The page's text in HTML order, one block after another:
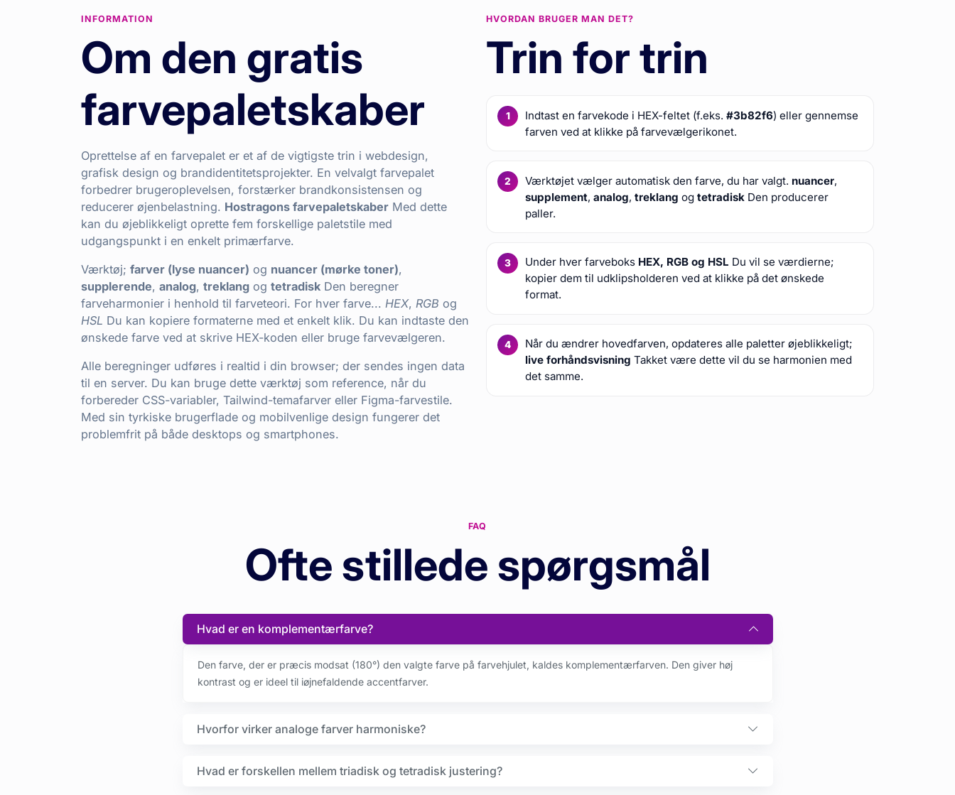
INFORMATION
Om den gratis
farvepaletskaber
Oprettelse af en farvepalet er et af de vigtigste trin i webdesign,
grafisk design og brandidentitetsprojekter. En velvalgt farvepalet
forbedrer brugeroplevelsen, forstærker brandkonsistensen og
reducerer øjenbelastning. Hostragons farvepaletskaber Med dette
kan du øjeblikkeligt oprette fem forskellige paletstile med
udgangspunkt i en enkelt primærfarve.
Værktøj; farver (lyse nuancer) og nuancer (mørke toner),
supplerende, analog, treklang og tetradisk Den beregner
farveharmonier i henhold til farveteori. For hver farve... HEX, RGB og
HSL Du kan kopiere formaterne med et enkelt klik. Du kan indtaste den
ønskede farve ved at skrive HEX-koden eller bruge farvevælgeren.
Alle beregninger udføres i realtid i din browser; der sendes ingen data
til en server. Du kan bruge dette værktøj som reference, når du
forbereder CSS-variabler, Tailwind-temafarver eller Figma-farvestile.
Med sin tyrkiske brugerflade og mobilvenlige design fungerer det
problemfrit på både desktops og smartphones.
HVORDAN BRUGER MAN DET?
Trin for trin
Indtast en farvekode i HEX-feltet (f.eks.#3b82f6) eller gennemse
farven ved at klikke på farvevælgerikonet.
Værktøjet vælger automatisk den farve, du har valgt. nuancer,
supplement,analog,treklang ogtetradisk Den producerer
paller.
Under hver farveboks HEX, RGB og HSL Du vil se værdierne;
kopier dem til udklipsholderen ved at klikke på det ønskede
format.
Når du ændrer hovedfarven, opdateres alle paletter øjeblikkeligt;
live forhåndsvisning Takket være dette vil du se harmonien med
det samme.
FAQ
Ofte stillede spørgsmål
Hvad er en komplementærfarve?
Den farve, der er præcis modsat (180°) den valgte farve på farvehjulet, kaldes komplementærfarven. Den giver høj
kontrast og er ideel til iøjnefaldende accentfarver.
Hvorfor virker analoge farver harmoniske?
Hvad er forskellen mellem triadisk og tetradisk justering?